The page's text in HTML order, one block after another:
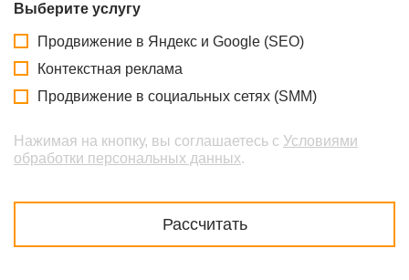
Выберите услугу
Продвижение в Яндекс и Google (SEO)
Контекстная реклама
Продвижение в социальных сетях (SMM)
Нажимая на кнопку, вы соглашаетесь с Условиями
обработки персональных данных.